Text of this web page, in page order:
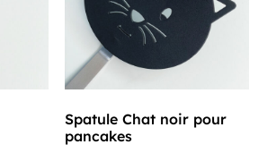
Spatule Chat noir pour
pancakes